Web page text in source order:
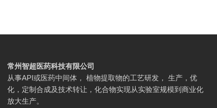
常州智超医药科技有限公司
从事API或医药中间体， 植物提取物的工艺研发， 生产，优
化，定制合成及技术转让，化合物实现从实验室规模到商业化
放大生产。